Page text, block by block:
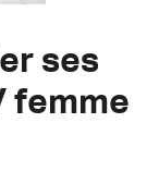
ses
femme